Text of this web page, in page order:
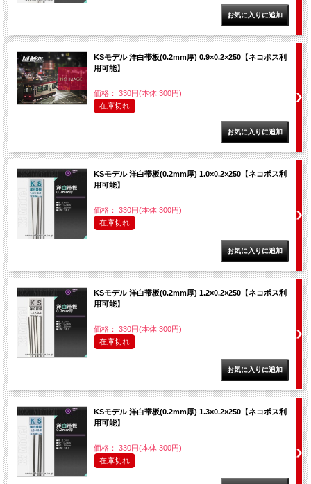
KSモデル 洋白帯板(0.2mm厚) 0.9×0.2×250【ネコポス利
用可能】
価格： 330円(本体 300円)
在庫切れ
KSモデル 洋白帯板(0.2mm厚) 1.0×0.2×250【ネコポス利
用可能】
価格： 330円(本体 300円)
在庫切れ
KSモデル 洋白帯板(0.2mm厚) 1.2×0.2×250【ネコポス利
用可能】
価格： 330円(本体 300円)
在庫切れ
KSモデル 洋白帯板(0.2mm厚) 1.3×0.2×250【ネコポス利
用可能】
価格： 330円(本体 300円)
在庫切れ